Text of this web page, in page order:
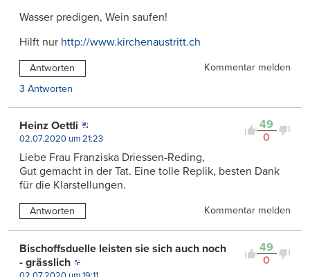
Wasser predigen, Wein saufen!
Hilft nur http://www.kirchenaustritt.ch
Antworten
Kommentar melden
3 Antworten
49
0
Heinz Oettli
02.07.2020 um 21:23
Liebe Frau Franziska Driessen-Reding,
Gut gemacht in der Tat. Eine tolle Replik, besten Dank
für die Klarstellungen.
Antworten Kommentar melden
49
0
Bischoffsduelle leisten sie sich auch noch
- grässlich